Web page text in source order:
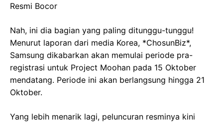
Resmi Bocor
Nah, ini dia bagian yang paling ditunggu-tunggu!
Menurut laporan dari media Korea, *ChosunBiz*,
Samsung dikabarkan akan memulai periode pra-
registrasi untuk Project Moohan pada 15 Oktober
mendatang. Periode ini akan berlangsung hingga 21
Oktober.
Yang lebih menarik lagi, peluncuran resminya kini